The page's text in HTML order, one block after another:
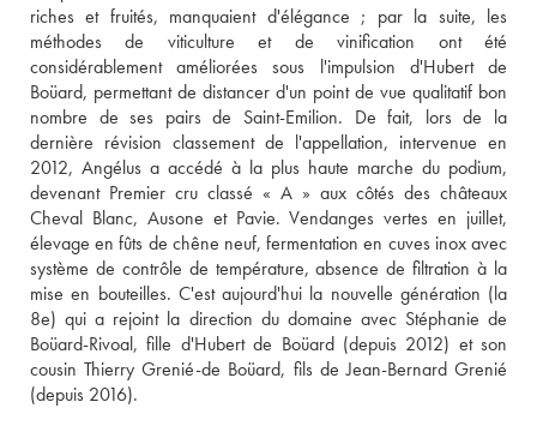
riches et fruités, manquaient d'élégance ; par la suite, les
méthodes de viticulture et de vinification ont été
considérablement améliorées sous l'impulsion d'Hubert de
Boüard, permettant de distancer d'un point de vue qualitatif bon
nombre de ses pairs de Saint-Emilion. De fait, lors de la
dernière révision classement de l'appellation, intervenue en
2012, Angélus a accédé à la plus haute marche du podium,
devenant Premier cru classé « A » aux côtés des châteaux
Cheval Blanc, Ausone et Pavie. Vendanges vertes en juillet,
élevage en fûts de chêne neuf, fermentation en cuves inox avec
système de contrôle de température, absence de filtration à la
mise en bouteilles. C'est aujourd'hui la nouvelle génération (la
8e) qui a rejoint la direction du domaine avec Stéphanie de
Boüard-Rivoal, fille d'Hubert de Boüard (depuis 2012) et son
cousin Thierry Grenié-de Boüard, fils de Jean-Bernard Grenié
(depuis 2016).